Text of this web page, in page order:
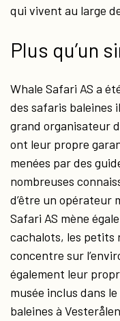
qui vivent au large
Plus qu’un
Whale Safari AS a
des safaris baleines
grand organisateur
ont leur propre
menées par des
nombreuses
d’être un opérateur
Safari AS mène
cachalots, les petits
concentre sur
également leur
musée inclus dans
baleines à